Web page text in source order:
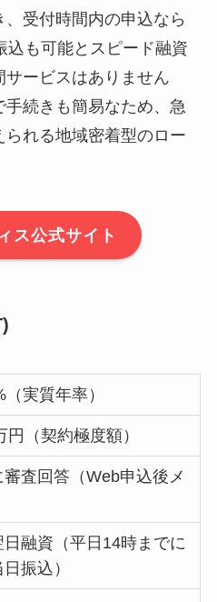
受付時間内の申込なら
込も可能とスピード融資
ービスはありません
続きも簡易なため、急
れる地域密着型のロー
ス公式サイト
実質年率）
（契約極度額）
査回答（Web申込後メ
融資（平日14時までに
振込）